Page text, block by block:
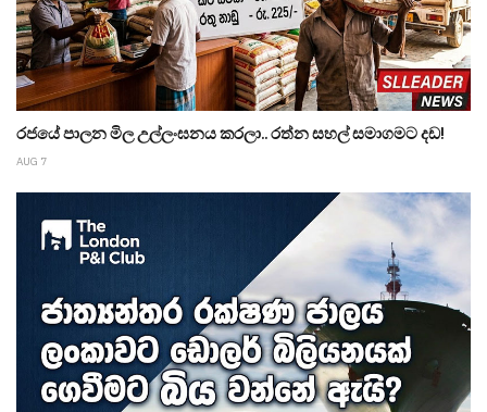
රජයේ පාලන මිල උල්ලංඝනය කරලා.. රත්න සහල් සමාගමට දඩ!
AUG 7